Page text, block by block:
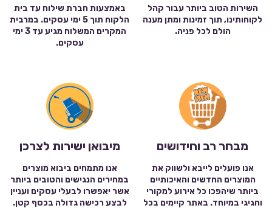
השירות הטוב ביותר עבור קהל
לקוחותינו, תוך זמינות ומתן מענה
הולם לכל פניה.
באמצעות חברת שילוח עד בית
הלקוח תוך 5 ימי עסקים. במרבית
המקרים המשלוח מגיע עד 3 ימי
עסקים.
מבחר רב וחידושים
אנו פועלים לייבא ולשווק את
המוצרים החדשים והאיכותיים
ביותר שיהפכו כל אירוע למקורי
וחגיגי במיוחד. באתר קיימים בכל
מיבואן ישירות לצרכן
אנו מתמחים ביבוא מוצרים
במחירים הנגישים והטובים ביותר
אשר יאפשרו לבעלי עסקים ועניין
לבצע רכישה גדולה בכסף קטן.